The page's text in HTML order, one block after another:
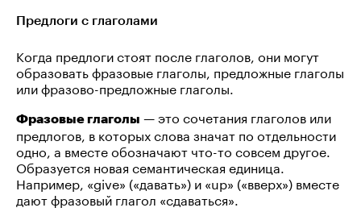
Предлоги с глаголами
Когда предлоги стоят после глаголов, они могут
образовать фразовые глаголы, предложные глаголы
или фразово-предложные глаголы.
Фразовые глаголы — это сочетания глаголов или
предлогов, в которых слова значат по отдельности
одно, а вместе обозначают что-то совсем другое.
Образуется новая семантическая единица.
Например, «give» («давать») и «up» («вверх») вместе
дают фразовый глагол «сдаваться».